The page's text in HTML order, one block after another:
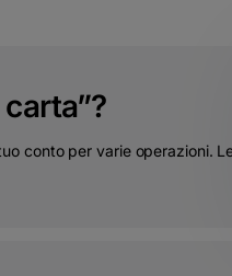
conto per varie operazioni. Le